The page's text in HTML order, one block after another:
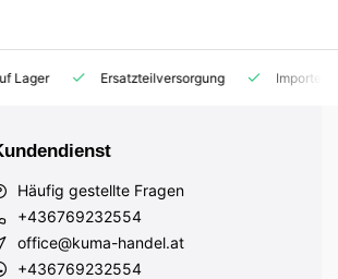
Ersatzteilversorgung Importeur für
Häufig gestellte Fragen
+436769232554
office@kuma-handel.at
+436769232554